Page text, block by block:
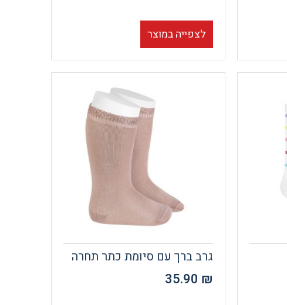
לצפייה במוצר
גרב ברך עם סיומת כתר תחרה
35.90 ₪